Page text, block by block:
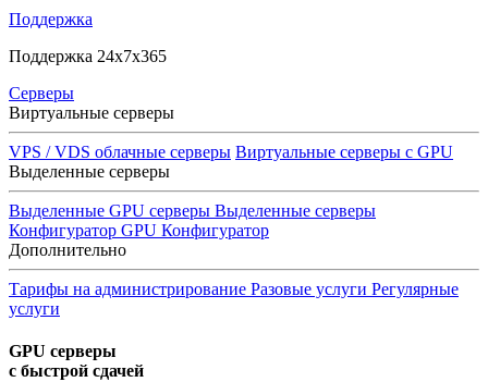
Поддержка
Поддержка 24x7x365
Серверы
Виртуальные серверы
VPS / VDS облачные серверы Виртуальные серверы с GPU
Выделенные серверы
Выделенные GPU серверы Выделенные серверы
Конфигуратор GPU Конфигуратор
Дополнительно
Тарифы на администрирование Разовые услуги Регулярные
услуги
GPU серверы
с быстрой сдачей